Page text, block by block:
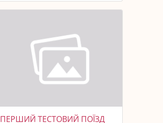
ПЕРШИЙ ТЕСТОВИЙ ПОЇЗД